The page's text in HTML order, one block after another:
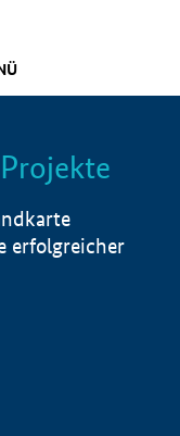
Info
erfolgreicher